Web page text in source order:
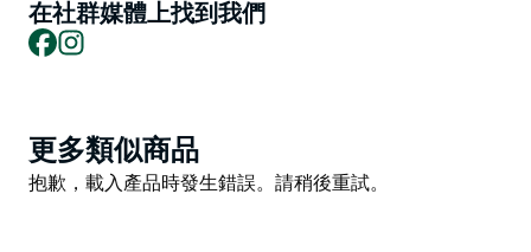
品酒時，您將坐在橡木桶旁，品嚐一系列精選的特色葡萄
品種，例如佩科里諾（Pecorino）、阿爾巴利諾
酒莊參觀行程，與品酒體驗完美結合，獲得更全面的沉浸
式體驗。
在社群媒體上找到我們
Facebook
Product
List
更多類似商品
Product
抱歉，載入產品時發生錯誤。請稍後重試。